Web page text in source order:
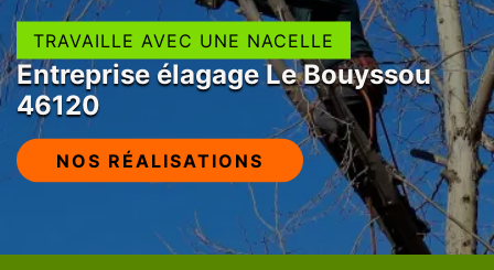
TRAVAILLE AVEC UNE NACELLE
Entreprise élagage Le Bouyssou
46120
NOS RÉALISATIONS